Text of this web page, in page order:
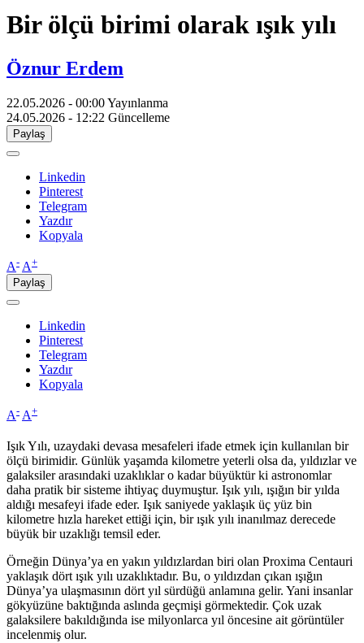
Bir ölçü birimi olarak ışık yılı
Öznur Erdem
22.05.2026 - 00:00Yayınlanma
24.05.2026 - 12:22 Güncelleme
Paylaş
Linkedin
Pinterest
Telegram
Yazdır
Kopyala
A- A+
Paylaş
Linkedin
Pinterest
Telegram
Yazdır
Kopyala
A- A+
Işık Yılı, uzaydaki devasa mesafeleri ifade etmek için kullanılan bir
ölçü birimidir. Günlük yaşamda kilometre yeterli olsa da, yıldızlar ve
galaksiler arasındaki uzaklıklar o kadar büyüktür ki astronomlar
daha pratik bir sisteme ihtiyaç duymuştur. Işık yılı, ışığın bir yılda
aldığı mesafeyi ifade eder. Işık saniyede yaklaşık üç yüz bin
kilometre hızla hareket ettiği için, bir ışık yılı inanılmaz derecede
büyük bir uzaklığı temsil eder.
Örneğin Dünya’ya en yakın yıldızlardan biri olan Proxima Centauri
yaklaşık dört ışık yılı uzaklıktadır. Bu, o yıldızdan çıkan ışığın
Dünya’ya ulaşmasının dört yıl sürdüğü anlamına gelir. Yani insanlar
gökyüzüne baktığında aslında geçmişi görmektedir. Çok uzak
galaksilere bakıldığında ise milyonlarca yıl öncesine ait görüntüler
incelenmiş olur.